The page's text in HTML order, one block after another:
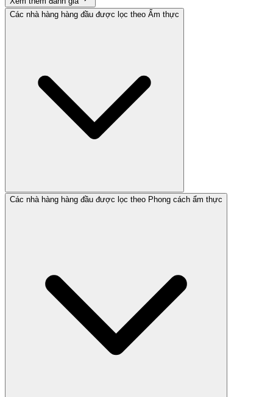
Các nhà hàng hàng đầu được lọc theo Ẩm thực
Các nhà hàng hàng đầu được lọc theo Phong cách ẩm thực